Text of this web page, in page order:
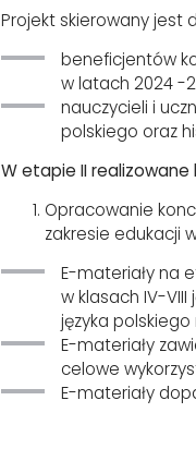
Projekt skierowany jest
beneficjentów
w latach 2024 -
nauczycieli i
polskiego oraz
W etapie II
Opracowanie
zakresie edukacji
E-materiały na
w klasach IV-
języka polskiego
E-materiały
celowe
E-materiały